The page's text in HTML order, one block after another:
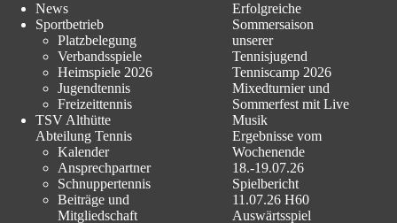
News
Sportbetrieb
Platzbelegung
Verbandsspiele
Heimspiele 2026
Jugendtennis
Freizeittennis
TSV Althütte
Abteilung Tennis
Kalender
Ansprechpartner
Schnuppertennis
Beiträge und
Mitgliedschaft
Erfolgreiche
Sommersaison
unserer
Tennisjugend
Tenniscamp 2026
Mixedturnier und
Sommerfest mit Live
Musik
Ergebnisse vom
Wochenende
18.-19.07.26
Spielbericht
11.07.26 H60
Auswärtsspiel